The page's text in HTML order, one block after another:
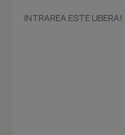
INTRAREA ESTE LIBERA!